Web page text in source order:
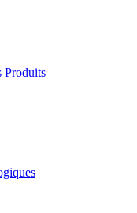
Produits